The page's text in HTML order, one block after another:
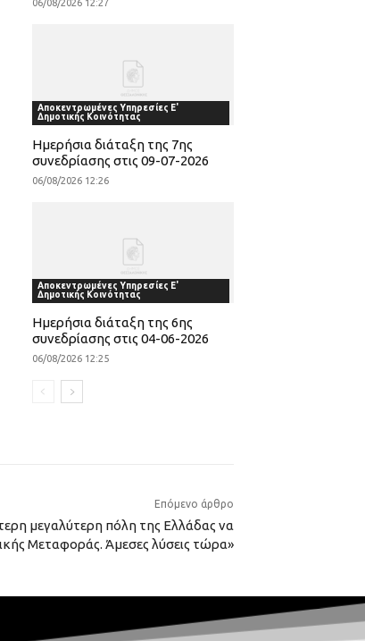
06/08/2026 12:27
Αποκεντρωμένες Υπηρεσίες Ε'
Δημοτικής Κοινότητας
Ημερήσια διάταξη της 7ης
συνεδρίασης στις 09-07-2026
06/08/2026 12:26
Αποκεντρωμένες Υπηρεσίες Ε'
Δημοτικής Κοινότητας
Ημερήσια διάταξη της 6ης
συνεδρίασης στις 04-06-2026
06/08/2026 12:25
Επόμενο άρθρο
μεγαλύτερη πόλη της Ελλάδας να
Μεταφοράς. Άμεσες λύσεις τώρα»